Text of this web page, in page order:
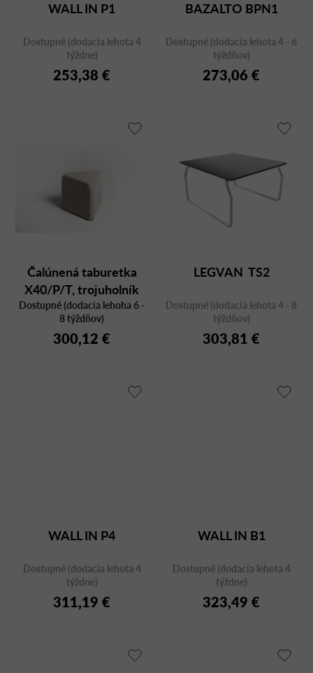
WALL IN P1
Dostupné (dodacia lehota 4
týždne)
253,38 €
BAZALTO BPN1
Dostupné (dodacia lehota 4 - 6
týždňov)
273,06 €
Čalúnená taburetka
X40/P/T, trojuholník
Dostupné (dodacia lehoha 6 -
8 týždňov)
300,12 €
LEGVAN TS2
Dostupné (dodacia lehota 4 - 8
týždňov)
303,81 €
WALL IN P4
Dostupné (dodacia lehota 4
týždne)
311,19 €
WALL IN B1
Dostupné (dodacia lehota 4
týždne)
323,49 €